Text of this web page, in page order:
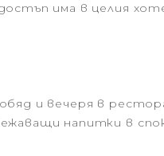
има в целия
и вечеря в
напитки в